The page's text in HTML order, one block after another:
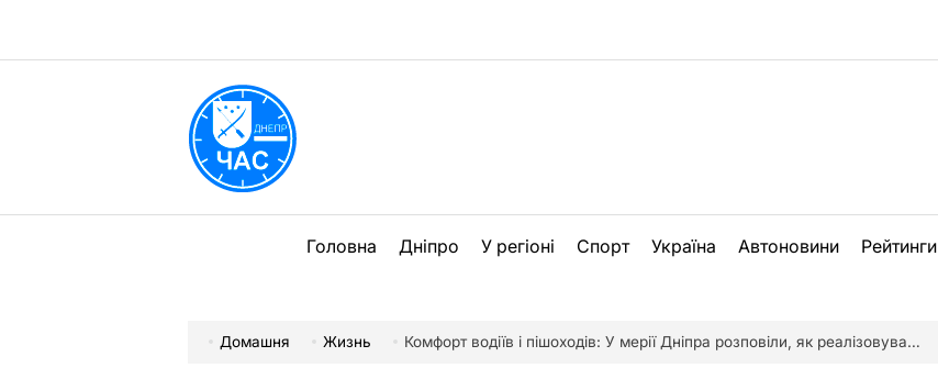
вмісту
Головна Дніпро У регіоні Спорт Україна Автоновини Рейтинги
Домашня Жизнь Комфорт водіїв і пішоходів: У мерії Дніпра розповіли, як реалізовуватимуть новий закон щодо паркування транспорту